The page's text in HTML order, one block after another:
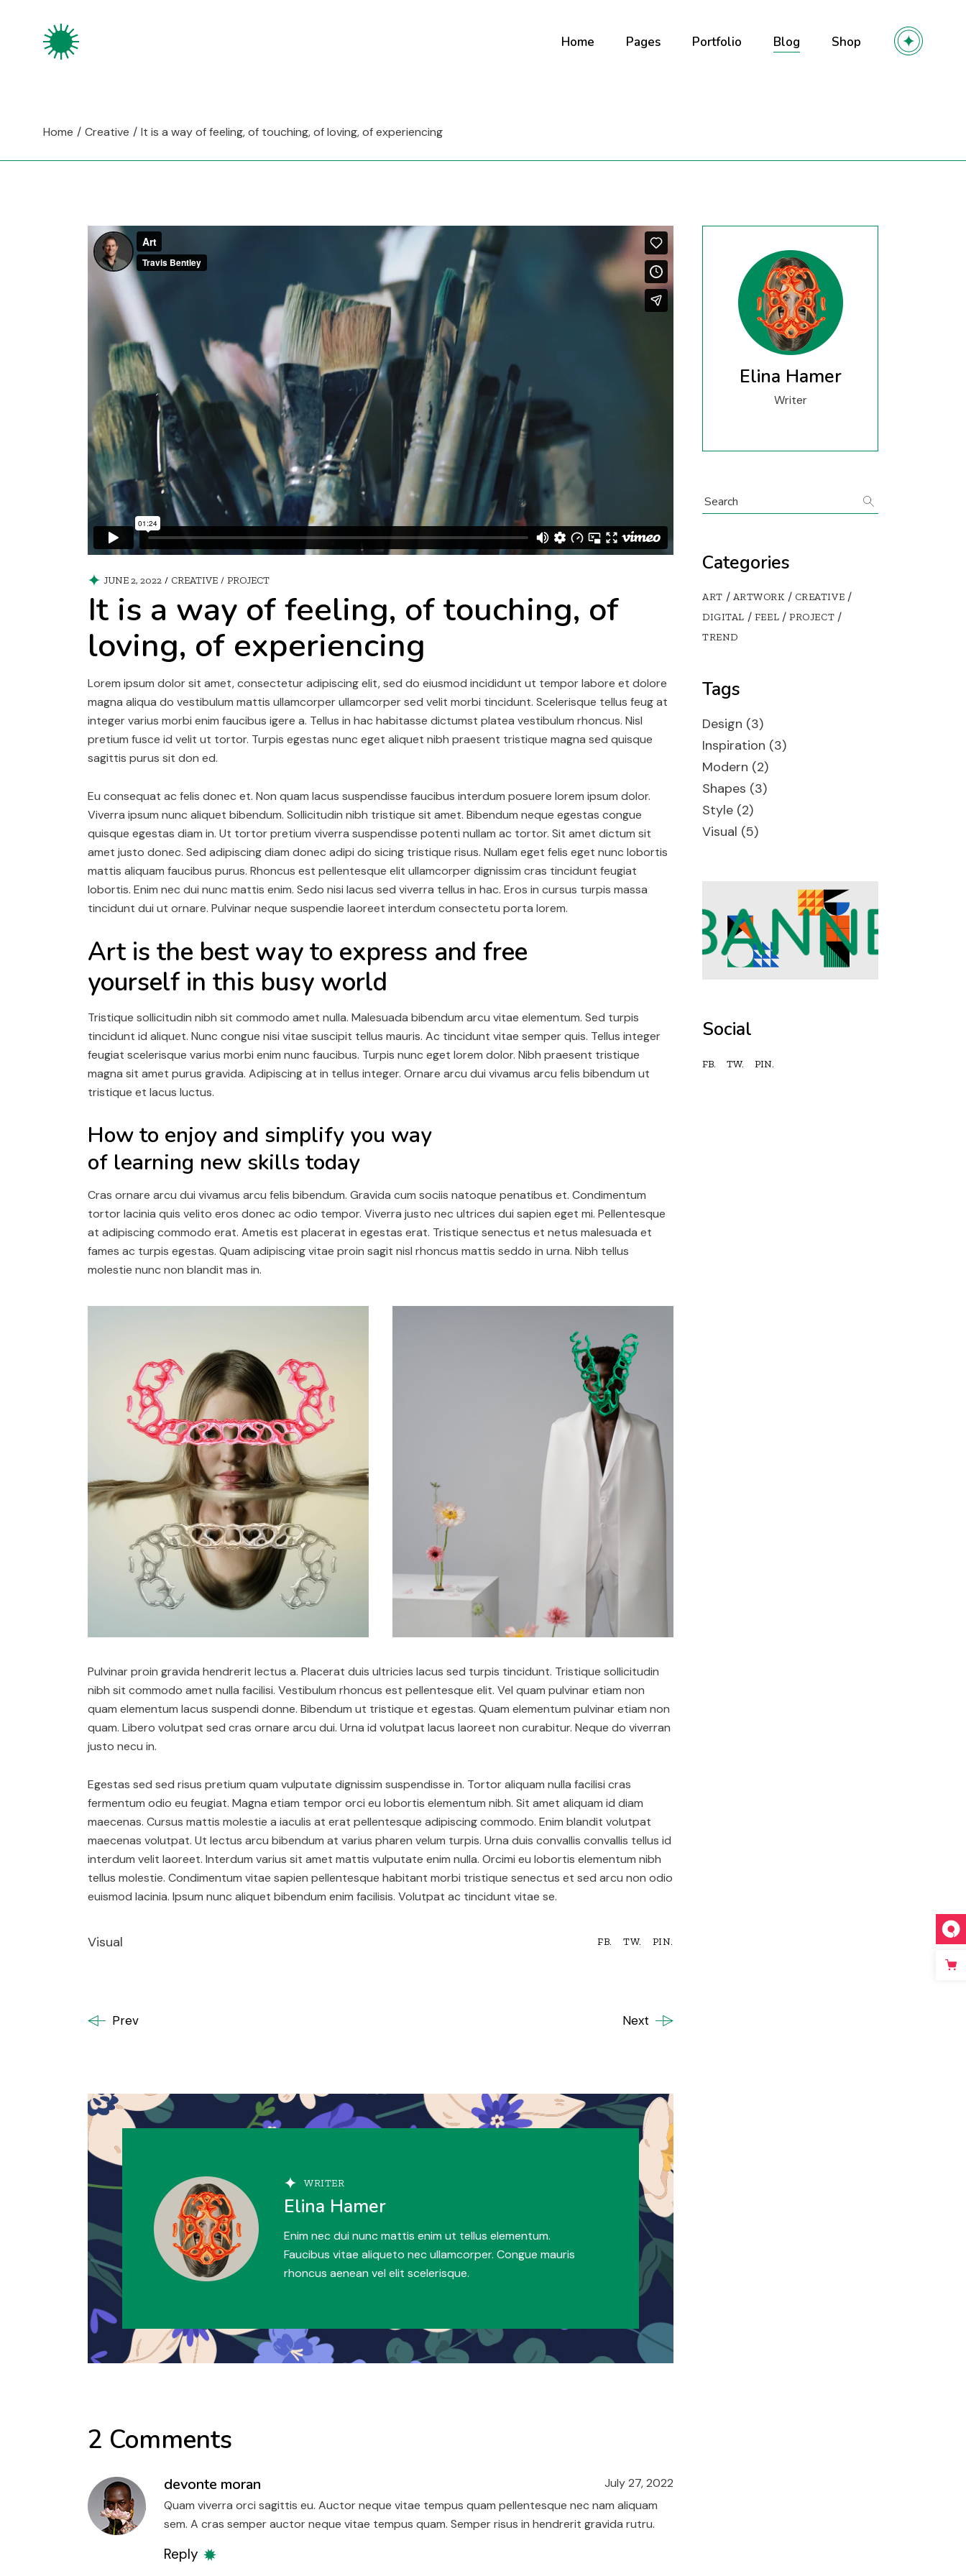
Home
Fullscreen Slider
Interactive Showcase
Portfolio Minimal
Pages
Contact Us
Portfolio Blog Shop
Home Creative It is a way of feeling, of touching, of loving, of experiencing
JUNE 2, 2022 CREATIVE / PROJECT
It is a way of feeling, of touching, of
loving, of experiencing
Lorem ipsum dolor sit amet, consectetur adipiscing elit, sed do eiusmod incididunt ut tempor labore et dolore
magna aliqua do vestibulum mattis ullamcorper ullamcorper sed velit morbi tincidunt. Scelerisque tellus feug at
integer varius morbi enim faucibus igere a. Tellus in hac habitasse dictumst platea vestibulum rhoncus. Nisl
pretium fusce id velit ut tortor. Turpis egestas nunc eget aliquet nibh praesent tristique magna sed quisque
sagittis purus sit don ed.
Eu consequat ac felis donec et. Non quam lacus suspendisse faucibus interdum posuere lorem ipsum dolor.
Viverra ipsum nunc aliquet bibendum. Sollicitudin nibh tristique sit amet. Bibendum neque egestas congue
quisque egestas diam in. Ut tortor pretium viverra suspendisse potenti nullam ac tortor. Sit amet dictum sit
amet justo donec. Sed adipiscing diam donec adipi do sicing tristique risus. Nullam eget felis eget nunc lobortis
mattis aliquam faucibus purus. Rhoncus est pellentesque elit ullamcorper dignissim cras tincidunt feugiat
lobortis. Enim nec dui nunc mattis enim. Sedo nisi lacus sed viverra tellus in hac. Eros in cursus turpis massa
tincidunt dui ut ornare. Pulvinar neque suspendie laoreet interdum consectetu porta lorem.
Art is the best way to express and free
yourself in this busy world
Tristique sollicitudin nibh sit commodo amet nulla. Malesuada bibendum arcu vitae elementum. Sed turpis
tincidunt id aliquet. Nunc congue nisi vitae suscipit tellus mauris. Ac tincidunt vitae semper quis. Tellus integer
feugiat scelerisque varius morbi enim nunc faucibus. Turpis nunc eget lorem dolor. Nibh praesent tristique
magna sit amet purus gravida. Adipiscing at in tellus integer. Ornare arcu dui vivamus arcu felis bibendum ut
tristique et lacus luctus.
How to enjoy and simplify you way
of learning new skills today
Cras ornare arcu dui vivamus arcu felis bibendum. Gravida cum sociis natoque penatibus et. Condimentum
tortor lacinia quis velito eros donec ac odio tempor. Viverra justo nec ultrices dui sapien eget mi. Pellentesque
at adipiscing commodo erat. Ametis est placerat in egestas erat. Tristique senectus et netus malesuada et
fames ac turpis egestas. Quam adipiscing vitae proin sagit nisl rhoncus mattis seddo in urna. Nibh tellus
molestie nunc non blandit mas in.
Pulvinar proin gravida hendrerit lectus a. Placerat duis ultricies lacus sed turpis tincidunt. Tristique sollicitudin
nibh sit commodo amet nulla facilisi. Vestibulum rhoncus est pellentesque elit. Vel quam pulvinar etiam non
quam elementum lacus suspendi donne. Bibendum ut tristique et egestas. Quam elementum pulvinar etiam non
quam. Libero volutpat sed cras ornare arcu dui. Urna id volutpat lacus laoreet non curabitur. Neque do viverran
justo necu in.
Egestas sed sed risus pretium quam vulputate dignissim suspendisse in. Tortor aliquam nulla facilisi cras
fermentum odio eu feugiat. Magna etiam tempor orci eu lobortis elementum nibh. Sit amet aliquam id diam
maecenas. Cursus mattis molestie a iaculis at erat pellentesque adipiscing commodo. Enim blandit volutpat
maecenas volutpat. Ut lectus arcu bibendum at varius pharen velum turpis. Urna duis convallis convallis tellus id
interdum velit laoreet. Interdum varius sit amet mattis vulputate enim nulla. Orcimi eu lobortis elementum nibh
tellus molestie. Condimentum vitae sapien pellentesque habitant morbi tristique senectus et sed arcu non odio
euismod lacinia. Ipsum nunc aliquet bibendum enim facilisis. Volutpat ac tincidunt vitae se.
Visual FB. TW. PIN.
Prev Next
WRITER
Elina Hamer
Enim nec dui nunc mattis enim ut tellus elementum.
Faucibus vitae aliqueto nec ullamcorper. Congue mauris
rhoncus aenean vel elit scelerisque.
2 Comments
devonte moran
July 27, 2022
Quam viverra orci sagittis eu. Auctor neque vitae tempus quam pellentesque nec nam aliquam
sem. A cras semper auctor neque vitae tempus quam. Semper risus in hendrerit gravida rutru.
Reply
Elina Hamer
Writer
Categories
ART ARTWORK
CREATIVE
DIGITAL
FEEL
PROJECT
TREND
Tags
Design (3)
Inspiration (3)
Modern (2)
Shapes (3)
Style (2)
Visual (5)
Social
FB. TW. PIN.